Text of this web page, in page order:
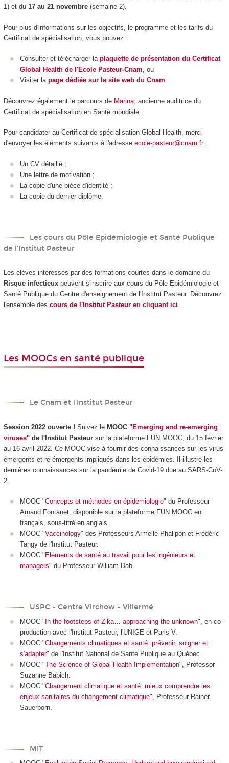
1) et du 17 au 21 novembre(semaine 2).
Pour plus d'informations sur les objectifs, le programme et les tarifs du
Certificat de spécialisation, vous pouvez :
Consulter et télécharger la plaquette de présentation du Certificat
Global Health de l'Ecole Pasteur-Cnam, ou
Visiter la page dédiée sur le site web du Cnam.
Découvrez également le parcours de Marina, ancienne auditrice du
Certificat de spécialisation en Santé mondiale.
Pour candidater au Certificat de spécialisation Global Health, merci
d'envoyer les éléments suivants à l'adresse ecole-pasteur@cnam.fr:
Un CV détaillé ;
Une lettre de motivation ;
La copie d'une pièce d'identité ;
La copie du dernier diplôme.
Les cours du Pôle Epidémiologie et Santé Publique
de l'Institut Pasteur
Les élèves intéressés par des formations courtes dans le domaine du
Risque infectieuxpeuvent s'inscrire aux cours du Pôle Epidémiologie et
Santé Publique du Centre d'enseignement de l'Institut Pasteur. Découvrez
l'ensemble des cours de l'Institut Pasteur en cliquant ici.
Les MOOCs en santé publique
Le Cnam et l'Institut Pasteur
Session 2022 ouverte ! Suivez le MOOC "Emerging and re-emerging
viruses" de l'Institut Pasteursur la plateforme FUN MOOC, du 15 février
au 16 avril 2022. Ce MOOC vise à fournir des connaissances sur les virus
émergents et ré-émergents impliqués dans les épidémies. Il illustre les
dernières connaissances sur la pandémie de Covid-19 due au SARS-CoV-
2.
MOOC "Concepts et méthodes en épidémiologie" du Professeur
Arnaud Fontanet, disponible sur la plateforme FUN MOOC en
français, sous-titré en anglais.
MOOC "Vaccinology" des Professeurs Armelle Phalipon et Frédéric
Tangy de l'Institut Pasteur.
MOOC " Elements de santé au travail pour les ingénieurs et
managers" du Professeur William Dab.
USPC - Centre Virchow - Villermé
MOOC " In the footsteps of Zika… approaching the unknown", en co-
production avec l'Institut Pasteur, l'UNIGE et Paris V.
MOOC "Changements climatiques et santé: prévenir, soigner et
s'adapter" de l'Institut National de Santé Publique au Québec.
MOOC "The Science of Global Health Implementation", Professor
Suzanne Babich.
MOOC "Changement climatique et santé: mieux comprendre les
enjeux sanitaires du changement climatique", Professeur Rainer
Sauerborn.
MIT